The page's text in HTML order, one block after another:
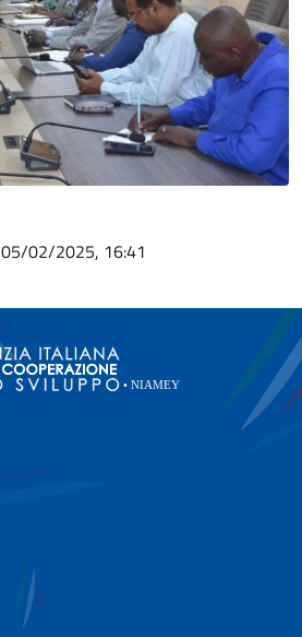
05/02/2025, 16:41